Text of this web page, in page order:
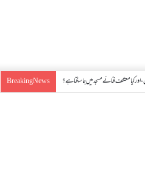
Breaking News کیا معتکف فنائے مسجد میں جا سکتا ہے؟